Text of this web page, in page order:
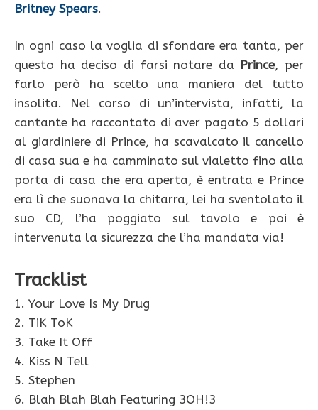
Britney Spears.
In ogni caso la voglia di sfondare era tanta, per
questo ha deciso di farsi notare da Prince, per
farlo però ha scelto una maniera del tutto
insolita. Nel corso di un’intervista, infatti, la
cantante ha raccontato di aver pagato 5 dollari
al giardiniere di Prince, ha scavalcato il cancello
di casa sua e ha camminato sul vialetto fino alla
porta di casa che era aperta, è entrata e Prince
era lì che suonava la chitarra, lei ha sventolato il
suo CD, l’ha poggiato sul tavolo e poi è
intervenuta la sicurezza che l’ha mandata via!
Tracklist
1. Your Love Is My Drug
2. TiK ToK
3. Take It Off
4. Kiss N Tell
5. Stephen
6. Blah Blah Blah Featuring 3OH!3